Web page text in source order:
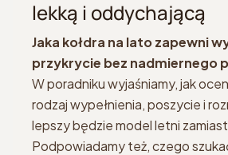
lekką i oddychającą
Jaka kołdra na lato zapewni
przykrycie bez nadmiernego
W poradniku wyjaśniamy, jak
rodzaj wypełnienia, poszycie i
lepszy będzie model letni
Podpowiadamy też, czego